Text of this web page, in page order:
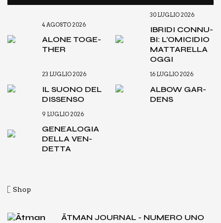
4 AGOSTO 2026
ALO­NE TOGE­
THER
30 LUGLIO 2026
IBRI­DI CON­NU­
BI: L’O­MI­CI­DIO
MAT­TA­REL­LA
OGGI
23 LUGLIO 2026
IL SUO­NO DEL
DIS­SEN­SO
16 LUGLIO 2026
ALBOW GAR­
DENS
9 LUGLIO 2026
GENEA­LO­GIA
DEL­LA VEN­
DET­TA
Shop
ĀTMAN JOURNAL - NUMERO UNO